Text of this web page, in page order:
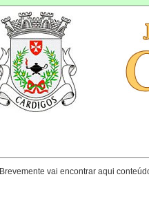
Brevemente vai encontrar aqui